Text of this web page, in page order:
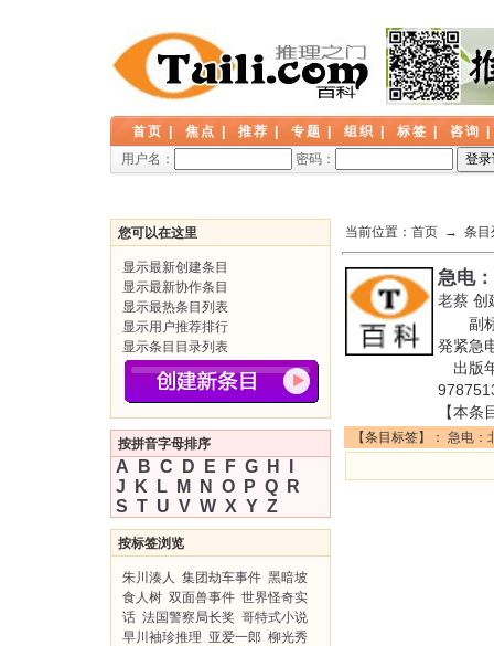
首页 焦点 推荐 专题 组织 标签 咨询
用户名：
密码：
您可以在这里
显示最新创建条目
显示最新协作条目
显示最热条目列表
显示用户推荐排行
显示条目目录列表
按拼音字母排序
A B C D E F G H
J
K L M N O P Q
R
S T U V W X Y Z
按标签浏览
朱川湊人 集团劫车事件 黑暗坡
食人树 双面兽事件 世界怪奇实
话 法国警察局长奖 哥特式小说
早川袖珍推理 亚爱一郎 柳光秀
当前位置： 首页 → 条目
急电
老蔡 创
副标
発紧
出版
【本条
【条目标签】： 急电：